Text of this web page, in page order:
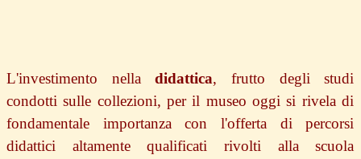
L'investimento nelladidattica, frutto degli studi
condotti sulle collezioni, per il museo oggi si rivela di
fondamentale importanza con l'offerta di percorsi
didattici altamente qualificati rivolti alla scuola